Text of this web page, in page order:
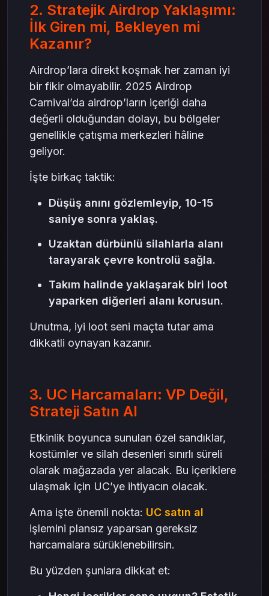
2. Stratejik Airdrop Yaklaşımı:
İlk Giren mi, Bekleyen mi
Kazanır?
Airdrop’lara direkt koşmak her zaman iyi
bir fikir olmayabilir. 2025 Airdrop
Carnival’da airdrop’ların içeriği daha
değerli olduğundan dolayı, bu bölgeler
genellikle çatışma merkezleri hâline
geliyor.
İşte birkaç taktik:
Düşüş anını gözlemleyip, 10-15
saniye sonra yaklaş.
Uzaktan dürbünlü silahlarla alanı
tarayarak çevre kontrolü sağla.
Takım halinde yaklaşarak biri loot
yaparken diğerleri alanı korusun.
Unutma, iyi loot seni maçta tutar ama
dikkatli oynayan kazanır.
3. UC Harcamaları: VP Değil,
Strateji Satın Al
Etkinlik boyunca sunulan özel sandıklar,
kostümler ve silah desenleri sınırlı süreli
olarak mağazada yer alacak. Bu içeriklere
ulaşmak için UC’ye ihtiyacın olacak.
Ama işte önemli nokta: UC satın al
işlemini plansız yaparsan gereksiz
harcamalara sürüklenebilirsin.
Bu yüzden şunlara dikkat et: